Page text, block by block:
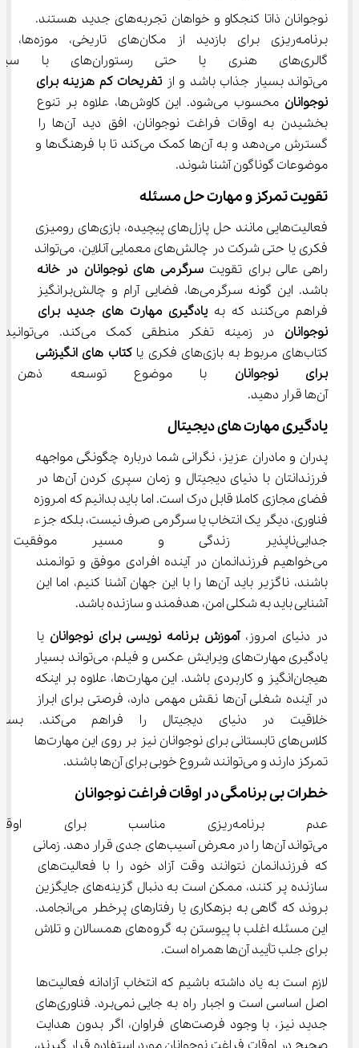
نوجوانان ذاتا کنجکاو و خواهان تجربه‌های جدید هستند.
برنامه‌ریزی برای بازدید از مکان‌های تاریخی، موزه‌ها،
گالری‌های هنری یا حتی
می‌تواند بسیار جذاب باشد و از
تفریحات کم هزینه برای
نوجوانان
محسوب می‌شود. این کاوش‌ها، علاوه بر تنوع
بخشیدن به اوقات فراغت نوجوانان، افق دید آن‌ها را
گسترش می‌دهد و به آن‌ها کمک می‌کند تا با فرهنگ‌ها و
موضوعات گوناگون آشنا شوند.
تقویت تمرکز و مهارت حل مسئله
فعالیت‌هایی مانند حل پازل‌های پیچیده، بازی‌های رومیزی
فکری یا حتی شرکت در چالش‌های معمایی آنلاین، می‌تواند
راهی عالی برای تقویت سرگرمی ‌های نوجوانان در خانه
باشد. این گونه سرگرمی‌ها، فضایی آرام و چالش‌برانگیز
فراهم می‌کنند که به
یادگیری مهارت ‌های جدید برای
نوجوانان
در زمینه تفکر منطقی کمک می‌کند. می‌توانید
کتاب‌های مربوط به بازی‌های فکری یا
کتاب ‌های انگیزشی
برای نوجوانان با موضوع توسعه ذهن
آن‌ها قرار دهید.
یادگیری مهارت‌ های دیجیتال
پدران و مادران عزیز، نگرانی شما درباره چگونگی مواجهه
فرزندانتان با دنیای دیجیتال و زمان سپری کردن آن‌ها در
فضای مجازی کاملا قابل درک است. اما باید بدانیم که امروزه
فناوری، دیگر یک انتخاب یا سرگرمی صرف نیست، بلکه جزء
جدایی‌ناپذیر زندگی و مسیر
می‌خواهیم فرزندانمان در آینده افرادی موفق و توانمند
باشند، ناگزیر باید آن‌ها را با این جهان آشنا کنیم، اما این
آشنایی باید به شکلی امن، هدفمند و سازنده باشد.
در دنیای امروز، آموزش برنامه ‌نویسی برای نوجوانان
یا
یادگیری مهارت‌های ویرایش عکس و فیلم، می‌تواند بسیار
هیجان‌انگیز و کاربردی باشد. این مهارت‌ها، علاوه بر اینکه
در آینده شغلی آن‌ها نقش مهمی دارد، فرصتی برای ابراز
خلاقیت در دنیای دیجیتال را
کلاس‌های تابستانی برای نوجوانان نیز بر روی این مهارت‌ها
تمرکز دارند و می‌توانند شروع خوبی برای آن‌ها باشند.
خطرات بی‌ برنامگی در اوقات فراغت نوجوانان
عدم برنامه‌ریزی مناسب برای
می‌تواند آن‌ها را در معرض آسیب‌های جدی قرار دهد. زمانی
که فرزندانمان نتوانند وقت آزاد خود را با فعالیت‌های
سازنده پر کنند، ممکن است به دنبال گزینه‌های جایگزین
بروند که گاهی به بزهکاری یا رفتارهای پرخطر می‌انجامد.
این مسئله اغلب با پیوستن به گروه‌های همسالان و تلاش
برای جلب تأیید آن‌ها همراه است.
لازم است به یاد داشته باشیم که انتخاب آزادانه فعالیت‌ها
اصل اساسی است و اجبار راه به جایی نمی‌برد. فناوری‌های
جدید نیز، با وجود فرصت‌های فراوان، اگر بدون هدایت